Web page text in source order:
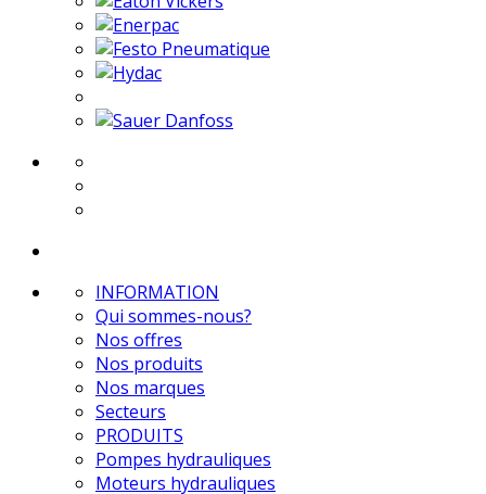
INFORMATION
Qui sommes-nous?
Nos offres
Nos produits
Nos marques
Secteurs
PRODUITS
Pompes hydrauliques
Moteurs hydrauliques